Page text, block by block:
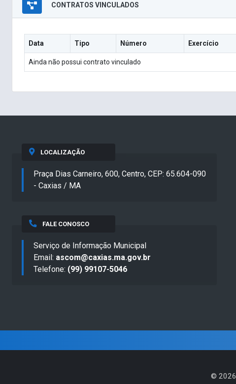
CONTRATOS VINCULADOS
Data Tipo Número Exercício
Ainda não possui contrato vinculado
LOCALIZAÇÃO
Praça Dias Carneiro, 600, Centro, CEP: 65.604-090
- Caxias / MA
FALE CONOSCO
Serviço de Informação Municipal
Email: ascom@caxias.ma.gov.br
Telefone: (99) 99107-5046
© 2026